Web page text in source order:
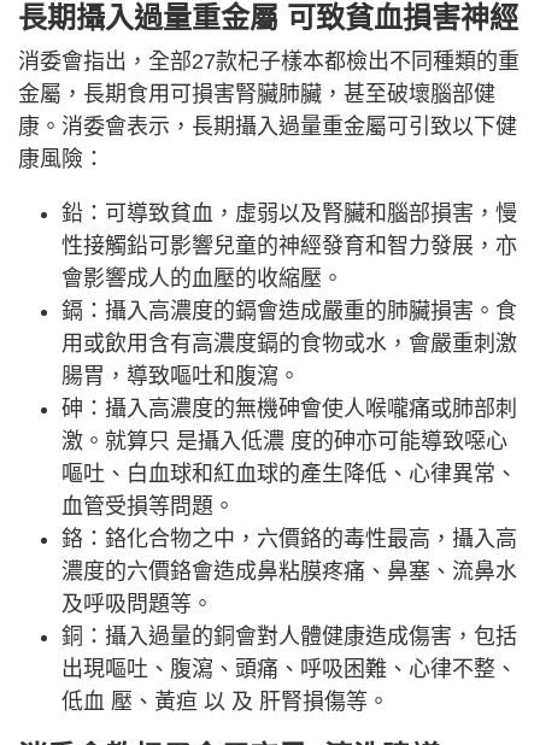
長期攝入過量重金屬 可致貧血損害神經
消委會指出，全部27款杞子樣本都檢出不同種類的重
金屬，長期食用可損害腎臟肺臟，甚至破壞腦部健
康。消委會表示，長期攝入過量重金屬可引致以下健
康風險：
鉛：可導致貧血，虛弱以及腎臟和腦部損害，慢
性接觸鉛可影響兒童的神經發育和智力發展，亦
會影響成人的血壓的收縮壓。
鎘：攝入高濃度的鎘會造成嚴重的肺臟損害。食
用或飲用含有高濃度鎘的食物或水，會嚴重刺激
腸胃，導致嘔吐和腹瀉。
砷：攝入高濃度的無機砷會使人喉嚨痛或肺部刺
激。就算只 是攝入低濃 度的砷亦可能導致噁心
嘔吐、白血球和紅血球的產生降低、心律異常、
血管受損等問題。
鉻：鉻化合物之中，六價鉻的毒性最高，攝入高
濃度的六價鉻會造成鼻粘膜疼痛、鼻塞、流鼻水
及呼吸問題等。
銅：攝入過量的銅會對人體健康造成傷害，包括
出現嘔吐、腹瀉、頭痛、呼吸困難、心律不整、
低血 壓、黃疸 以 及 肝腎損傷等。